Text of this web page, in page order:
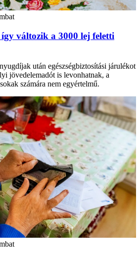
változik a 3000 lej feletti
után egészségbiztosítási járulékot
jövedelemadót is levonhatnak, a
számára nem egyértelmű.